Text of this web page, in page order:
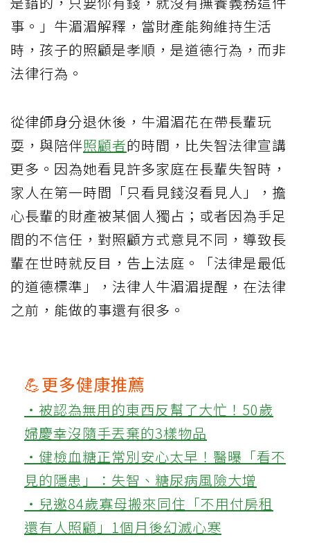
事。」牛湄湄解釋，當財產能夠維持生活
時，孩子的照顧是孝順，是道德行為，而非
法律行為。
從律師身分退休後，牛湄湄花在帶長輩玩
耍，與陪伴照顧者的時間，比失智法律宣講
更多。因為她看見許多家庭在長輩失智時，
家人在第一時間「只看見錢沒看見人」，擔
心長輩的財產被某個人獨占；或者因為手足
間的不信任，對照顧方式意見不同，導致長
輩在世時就反目，告上法庭。「法律是最低
的道德標準」，法律人牛湄湄提醒，在法律
之前，能做的事還有很多。
💪更多健康推薦
‧被認為無用的東西反幫了大忙！50歲
婦慶幸沒隨手丟棄的3樣物品
‧健檢血糖正常別安心太早！醫曝「看不
見的隱患」：失智、糖尿病風險大增
‧兒邀84歲寡母搬來同住「不用付房租
還有人照顧」1個月後幻滅心寒